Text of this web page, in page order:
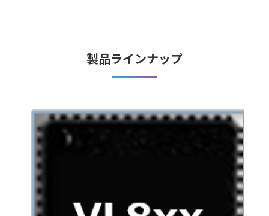
製品ラインナップ